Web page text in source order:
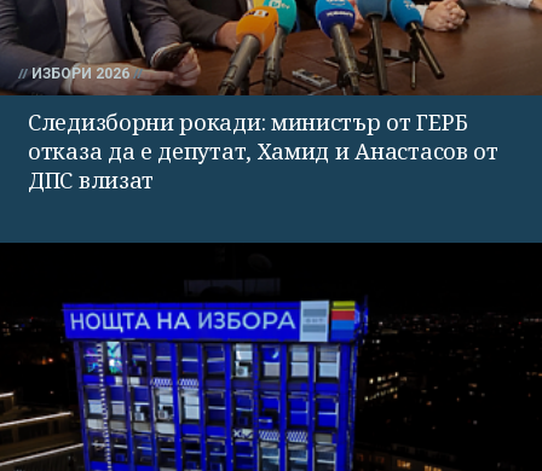
ИЗБОРИ 2026
Следизборни рокади: министър от ГЕРБ
отказа да е депутат, Хамид и Анастасов от
ДПС влизат